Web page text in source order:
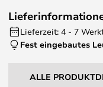
Lieferzeit: 4 - 7
Fest eingebautes
ALLE